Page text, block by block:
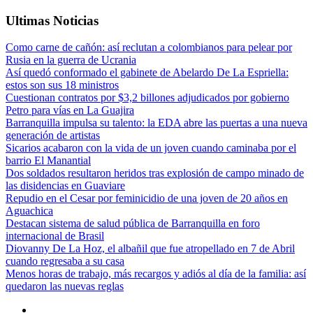
Ultimas Noticias
Como carne de cañón: así reclutan a colombianos para pelear por
Rusia en la guerra de Ucrania
Así quedó conformado el gabinete de Abelardo De La Espriella:
estos son sus 18 ministros
Cuestionan contratos por $3,2 billones adjudicados por gobierno
Petro para vías en La Guajira
Barranquilla impulsa su talento: la EDA abre las puertas a una nueva
generación de artistas
Sicarios acabaron con la vida de un joven cuando caminaba por el
barrio El Manantial
Dos soldados resultaron heridos tras explosión de campo minado de
las disidencias en Guaviare
Repudio en el Cesar por feminicidio de una joven de 20 años en
Aguachica
Destacan sistema de salud pública de Barranquilla en foro
internacional de Brasil
Diovanny De La Hoz, el albañil que fue atropellado en 7 de Abril
cuando regresaba a su casa
Menos horas de trabajo, más recargos y adiós al día de la familia: así
quedaron las nuevas reglas